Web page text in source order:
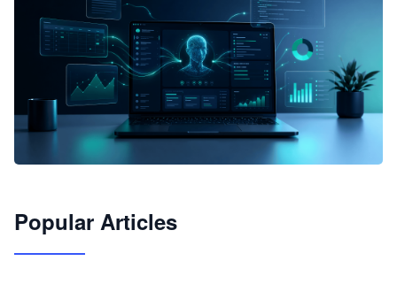
JimoClaw 桌面 AI Agent 工作台
Popular Articles